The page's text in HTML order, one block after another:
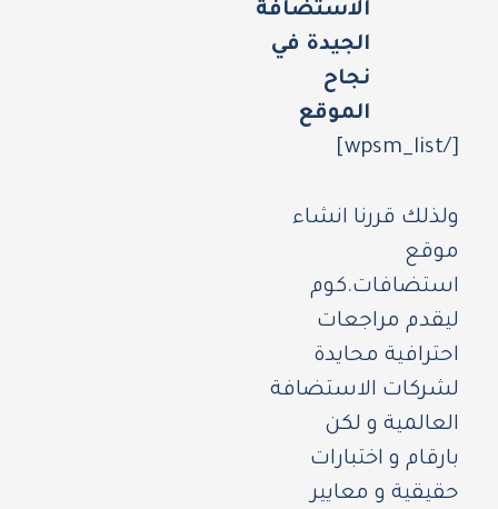
الاستضافة
الجيدة في
نجاح
الموقع
[/wpsm_list]
ولذلك قررنا انشاء
موقع
استضافات.كوم
ليقدم مراجعات
احترافية محايدة
لشركات الاستضافة
العالمية و لكن
بارقام و اختبارات
حقيقية و معايير